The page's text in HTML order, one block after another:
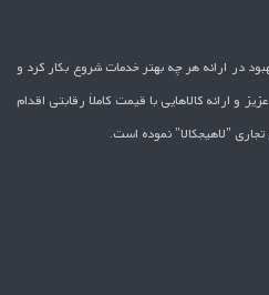
از سال 1395 با هدف بهبود در ارائه هر چه بهتر خدمات شروع بکار کرد و
و ارائه کالاهایی با قیمت کاملاَ رقابتی اقدام
"لاهیج­کالا" نموده است.